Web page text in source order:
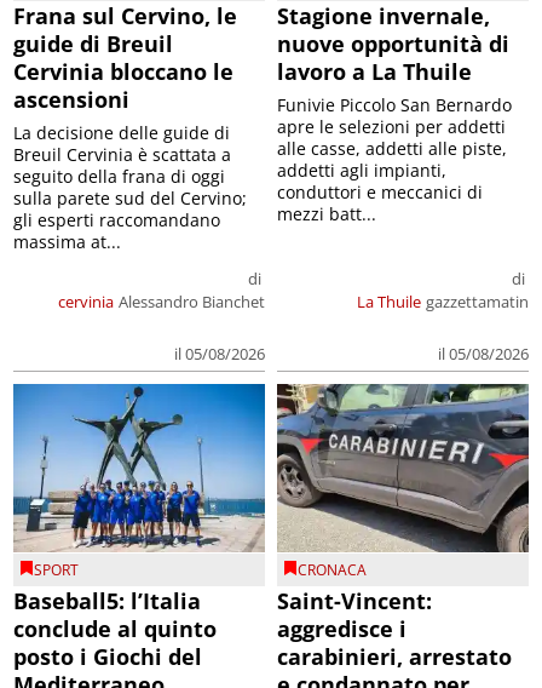
Frana sul Cervino, le
guide di Breuil
Cervinia bloccano le
ascensioni
cervinia
di
Alessandro Bianchet
il 05/08/2026
La decisione delle guide di
Breuil Cervinia è scattata a
seguito della frana di oggi
sulla parete sud del Cervino;
gli esperti raccomandano
massima at...
Stagione invernale,
nuove opportunità di
lavoro a La Thuile
La Thuile
di
gazzettamatin
il 05/08/2026
Funivie Piccolo San Bernardo
apre le selezioni per addetti
alle casse, addetti alle piste,
addetti agli impianti,
conduttori e meccanici di
mezzi batt...
SPORT
Baseball5: l’Italia
conclude al quinto
posto i Giochi del
CRONACA
Saint-Vincent:
aggredisce i
carabinieri, arrestato